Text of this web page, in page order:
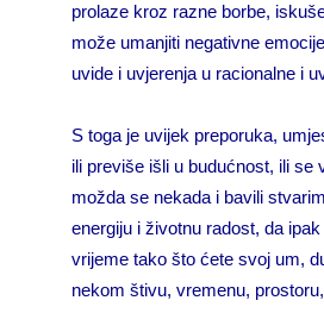
prolaze kroz razne borbe,
može umanjiti negativne
uvide i uvjerenja u racionalne i
S toga je uvijek preporuka,
ili previše išli u budućnost, ili se
možda se nekada i bavili
energiju i životnu radost, da
vrijeme tako što ćete svoj um,
nekom štivu, vremenu,